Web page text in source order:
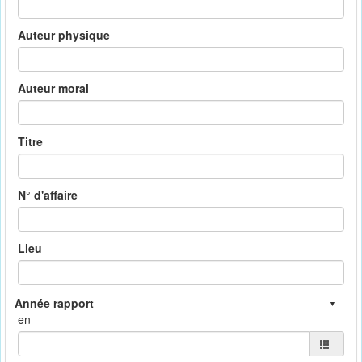
Auteur physique
Auteur moral
Titre
N° d'affaire
Lieu
en